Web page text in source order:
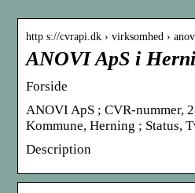
http s://cvrapi.dk › virksomhed ›
ANOVI ApS i
Forside
ANOVI ApS ; CVR-nummer,
Kommune, Herning ; Status,
Description